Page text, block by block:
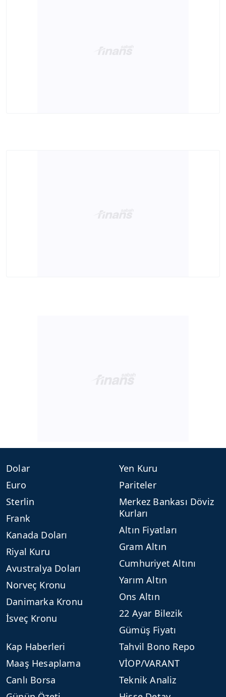
Dolar
Euro
Sterlin
Frank
Kanada Doları
Riyal Kuru
Avustralya Doları
Norveç Kronu
Danimarka Kronu
İsveç Kronu
Yen Kuru
Pariteler
Merkez Bankası Döviz
Kurları
Altın Fiyatları
Gram Altın
Cumhuriyet Altını
Yarım Altın
Ons Altın
22 Ayar Bilezik
Gümüş Fiyatı
Kap Haberleri
Maaş Hesaplama
Canlı Borsa
Tahvil Bono Repo
VİOP/VARANT
Teknik Analiz